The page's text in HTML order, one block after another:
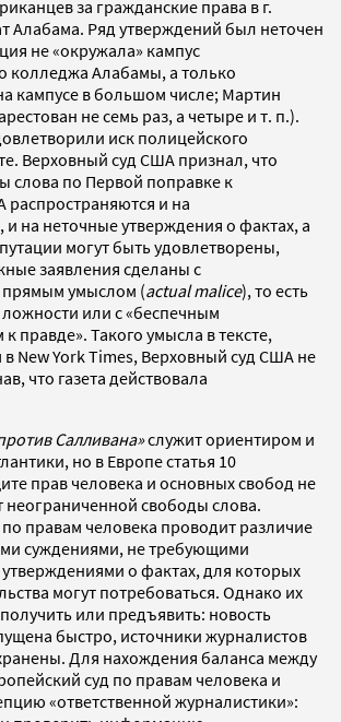
за гражданские права в г.
Алабама. Ряд утверждений был неточен
не «окружала» кампус
колледжа Алабамы, а только
кампусе в большом числе; Мартин
не семь раз, а четыре и т. п.).
иск полицейского
Верховный суд США признал, что
слова по Первой поправке к
распространяются и на
на неточные утверждения о фактах, а
могут быть удовлетворены,
заявления сделаны с
умыслом (actual malice), то есть
или с «беспечным
правде». Такого умысла в тексте,
New York Times, Верховный суд США не
что газета действовала
Салливана»служит ориентиром и
но в Европе статья 10
прав человека и основных свобод не
неограниченной свободы слова.
правам человека проводит различие
суждениями, не требующими
утверждениями о фактах, для которых
могут потребоваться. Однако их
или предъявить: новость
быстро, источники журналистов
Для нахождения баланса между
суд по правам человека и
«ответственной журналистики»: